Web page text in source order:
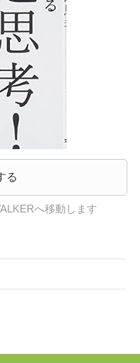
る
へ移動します